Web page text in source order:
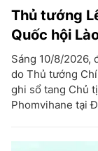
Thủ tướng
Quốc hội
Sáng 10/8/2026,
do Thủ tướng
ghi sổ tang Chủ
Phomvihane tại